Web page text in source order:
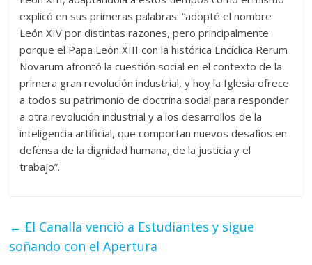
explicó en sus primeras palabras: “adopté el nombre
León XIV por distintas razones, pero principalmente
porque el Papa León XIII con la histórica Encíclica Rerum
Novarum afrontó la cuestión social en el contexto de la
primera gran revolución industrial, y hoy la Iglesia ofrece
a todos su patrimonio de doctrina social para responder
a otra revolución industrial y a los desarrollos de la
inteligencia artificial, que comportan nuevos desafíos en
defensa de la dignidad humana, de la justicia y el
trabajo”.
← El Canalla venció a Estudiantes y sigue
soñando con el Apertura